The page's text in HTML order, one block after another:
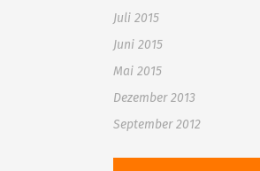
Juli 2015
Juni 2015
Mai 2015
Dezember 2013
September 2012